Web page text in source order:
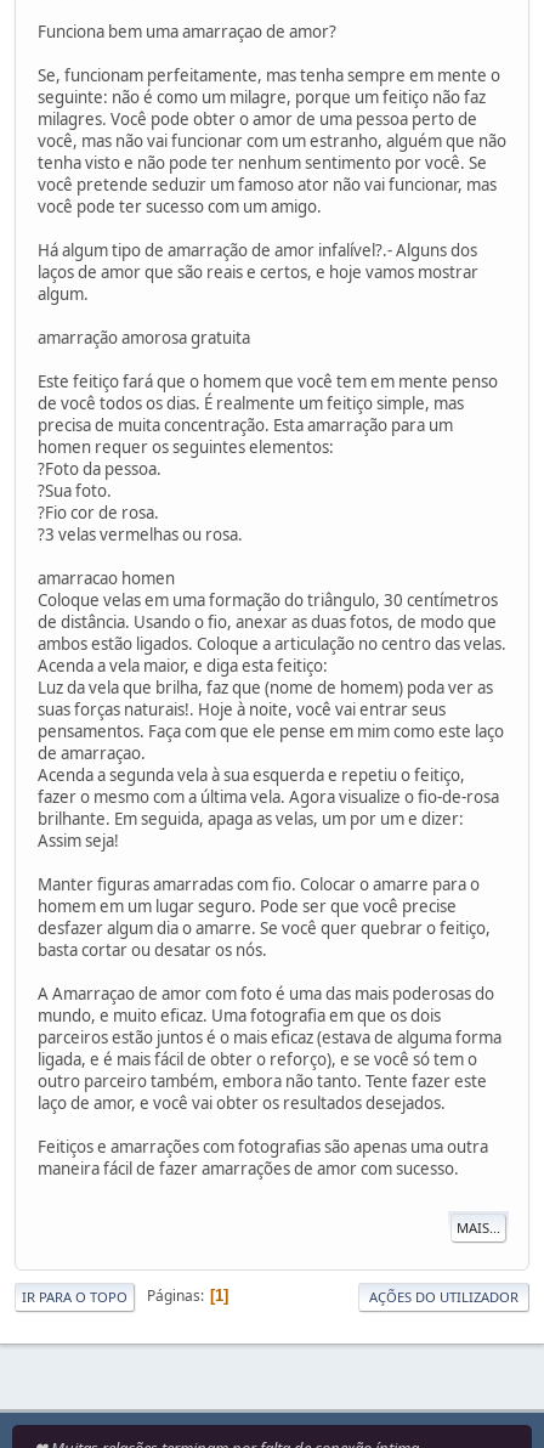
Funciona bem uma amarraçao de amor?
Se, funcionam perfeitamente, mas tenha sempre em mente o
seguinte: não é como um milagre, porque um feitiço não faz
milagres. Você pode obter o amor de uma pessoa perto de
você, mas não vai funcionar com um estranho, alguém que não
tenha visto e não pode ter nenhum sentimento por você. Se
você pretende seduzir um famoso ator não vai funcionar, mas
você pode ter sucesso com um amigo.
Há algum tipo de amarração de amor infalível?.- Alguns dos
laços de amor que são reais e certos, e hoje vamos mostrar
algum.
amarração amorosa gratuita
Este feitiço fará que o homem que você tem em mente penso
de você todos os dias. É realmente um feitiço simple, mas
precisa de muita concentração. Esta amarração para um
homen requer os seguintes elementos:
?Foto da pessoa.
?Sua foto.
?Fio cor de rosa.
?3 velas vermelhas ou rosa.
amarracao homen
Coloque velas em uma formação do triângulo, 30 centímetros
de distância. Usando o fio, anexar as duas fotos, de modo que
ambos estão ligados. Coloque a articulação no centro das velas.
Acenda a vela maior, e diga esta feitiço:
Luz da vela que brilha, faz que (nome de homem) poda ver as
suas forças naturais!. Hoje à noite, você vai entrar seus
pensamentos. Faça com que ele pense em mim como este laço
de amarraçao.
Acenda a segunda vela à sua esquerda e repetiu o feitiço,
fazer o mesmo com a última vela. Agora visualize o fio-de-rosa
brilhante. Em seguida, apaga as velas, um por um e dizer:
Assim seja!
Manter figuras amarradas com fio. Colocar o amarre para o
homem em um lugar seguro. Pode ser que você precise
desfazer algum dia o amarre. Se você quer quebrar o feitiço,
basta cortar ou desatar os nós.
A Amarraçao de amor com foto é uma das mais poderosas do
mundo, e muito eficaz. Uma fotografia em que os dois
parceiros estão juntos é o mais eficaz (estava de alguma forma
ligada, e é mais fácil de obter o reforço), e se você só tem o
outro parceiro também, embora não tanto. Tente fazer este
laço de amor, e você vai obter os resultados desejados.
Feitiços e amarrações com fotografias são apenas uma outra
maneira fácil de fazer amarrações de amor com sucesso.
MAIS...
IR PARA O TOPO Páginas 1 AÇÕES DO UTILIZADOR